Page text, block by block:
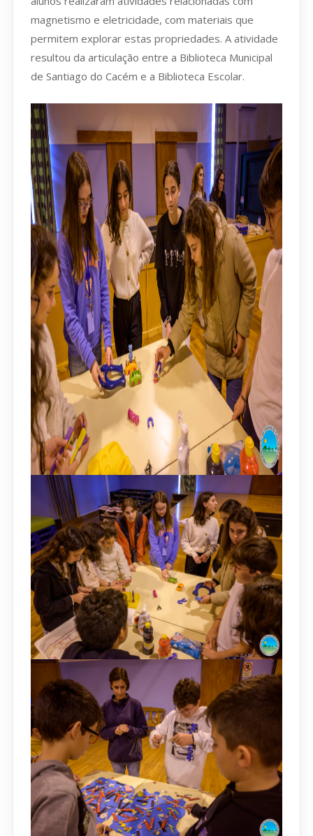
magnetismo e eletricidade, com materiais que
permitem explorar estas propriedades. A atividade
resultou da articulação entre a Biblioteca Municipal
de Santiago do Cacém e a Biblioteca Escolar.